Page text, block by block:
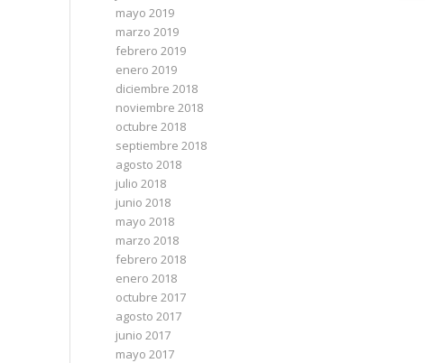
mayo 2019
marzo 2019
febrero 2019
enero 2019
diciembre 2018
noviembre 2018
octubre 2018
septiembre 2018
agosto 2018
julio 2018
junio 2018
mayo 2018
marzo 2018
febrero 2018
enero 2018
octubre 2017
agosto 2017
junio 2017
mayo 2017